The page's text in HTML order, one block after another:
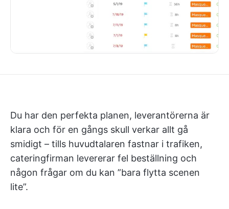
Du har den perfekta planen, leverantörerna är
klara och för en gångs skull verkar allt gå
smidigt – tills huvudtalaren fastnar i trafiken,
cateringfirman levererar fel beställning och
någon frågar om du kan ”bara flytta scenen
lite”.